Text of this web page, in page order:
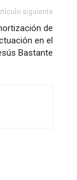
siguiente
de
en el
Bastante